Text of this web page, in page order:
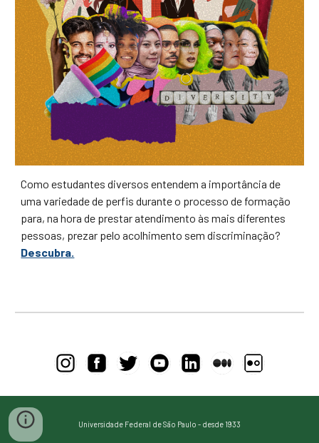
Como estudantes diversos entendem a importância de
uma variedade de perfis durante o processo de formação
para, na hora de prestar atendimento às mais diferentes
pessoas, prezar pelo acolhimento sem discriminação?
Descubra.
Universidade Federal de São Paulo - desde 1933